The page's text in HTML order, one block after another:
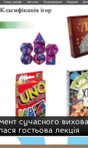
сучасного
гостьова лекція